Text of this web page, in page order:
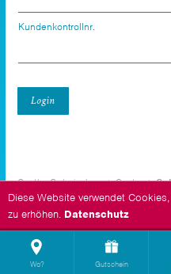
Diese Website verwendet
zu erhöhen. Datenschutz
Kundenkontrollnr.
Login
Goethe Galerie Jena Center
Wo? Gutschein